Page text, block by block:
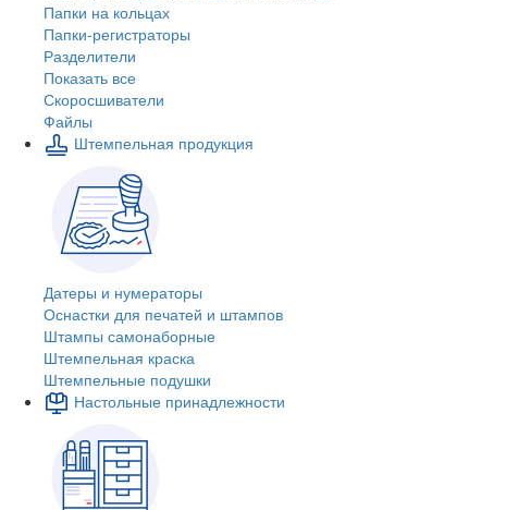
Папки на кольцах
Папки-регистраторы
Разделители
Показать все
Скоросшиватели
Файлы
Штемпельная продукция
Датеры и нумераторы
Оснастки для печатей и штампов
Штампы самонаборные
Штемпельная краска
Штемпельные подушки
Настольные принадлежности